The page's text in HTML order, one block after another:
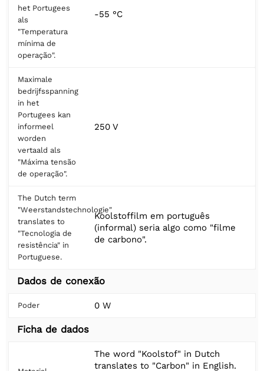
het Portugees
als
"Temperatura
mínima de
operação".
-55 °C
Maximale
bedrijfsspanning
in het
Portugees kan
informeel
worden
vertaald als
"Máxima tensão
de operação".
250 V
The Dutch term
"Weerstandstechnologie"
translates to
"Tecnologia de
resistência" in
Portuguese.
Koolstoffilm em português
(informal) seria algo como "filme
de carbono".
Dados de conexão
Poder 0 W
Ficha de dados
The word "Koolstof" in Dutch
translates to "Carbon" in English.